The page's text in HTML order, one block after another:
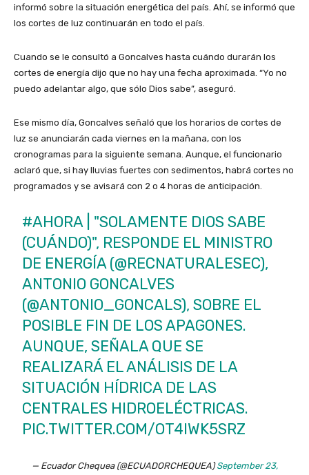
informó sobre la situación energética del país. Ahí, se informó que
los cortes de luz continuarán en todo el país.
Cuando se le consultó a Goncalves hasta cuándo durarán los
cortes de energía dijo que no hay una fecha aproximada. “Yo no
puedo adelantar algo, que sólo Dios sabe”, aseguró.
Ese mismo día, Goncalves señaló que los horarios de cortes de
luz se anunciarán cada viernes en la mañana, con los
cronogramas para la siguiente semana. Aunque, el funcionario
aclaró que, si hay lluvias fuertes con sedimentos, habrá cortes no
programados y se avisará con 2 o 4 horas de anticipación.
#AHORA| "SOLAMENTE DIOS SABE
(CUÁNDO)", RESPONDE EL MINISTRO
DE ENERGÍA (@RECNATURALESEC),
ANTONIO GONCALVES
(@ANTONIO_GONCALS), SOBRE EL
POSIBLE FIN DE LOS APAGONES.
AUNQUE, SEÑALA QUE SE
REALIZARÁ EL ANÁLISIS DE LA
SITUACIÓN HÍDRICA DE LAS
CENTRALES HIDROELÉCTRICAS.
PIC.TWITTER.COM/OT4IWK5SRZ
— Ecuador Chequea (@ECUADORCHEQUEA)September 23,